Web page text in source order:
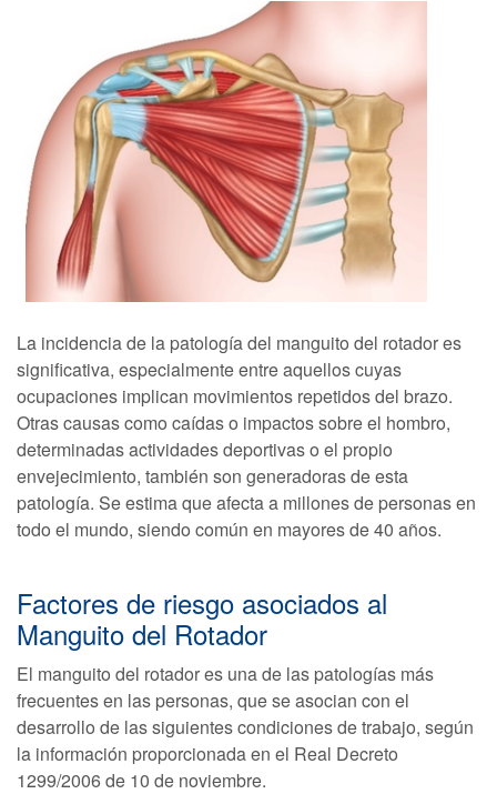
La incidencia de la patología del manguito del rotador es
significativa, especialmente entre aquellos cuyas
ocupaciones implican movimientos repetidos del brazo.
Otras causas como caídas o impactos sobre el hombro,
determinadas actividades deportivas o el propio
envejecimiento, también son generadoras de esta
patología. Se estima que afecta a millones de personas en
todo el mundo, siendo común en mayores de 40 años.
Factores de riesgo asociados al
Manguito del Rotador
El manguito del rotador es una de las patologías más
frecuentes en las personas, que se asocian con el
desarrollo de las siguientes condiciones de trabajo, según
la información proporcionada en el Real Decreto
1299/2006 de 10 de noviembre.